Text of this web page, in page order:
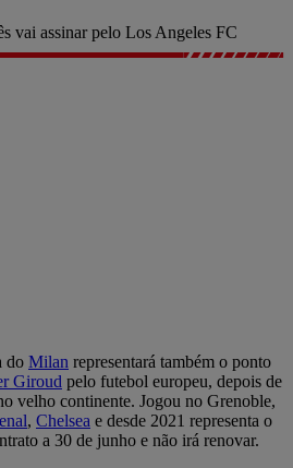
vai assinar pelo Los Angeles FC
do Milan representará também o ponto
Giroud pelo futebol europeu, depois de
velho continente. Jogou no Grenoble,
, Chelsea e desde 2021 representa o
a 30 de junho e não irá renovar.